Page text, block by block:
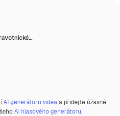
AI generátoru videaa přidejte úžasné
AI hlasového generátoru.